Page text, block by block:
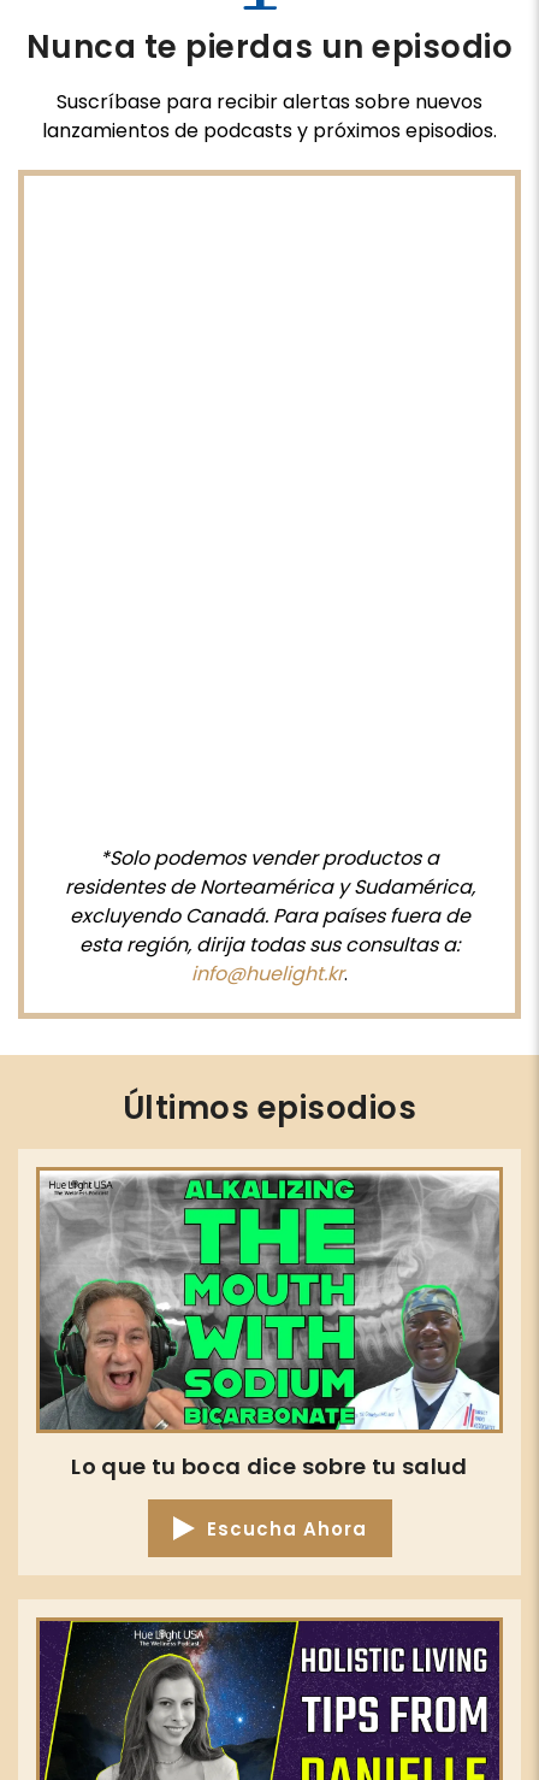
Nunca te pierdas un episodio
Suscríbase para recibir alertas sobre nuevos
lanzamientos de podcasts y próximos episodios.
*Solo podemos vender productos a
residentes de Norteamérica y Sudamérica,
excluyendo Canadá. Para países fuera de
esta región, dirija todas sus consultas a:
info@huelight.kr.
Últimos episodios
Lo que tu boca dice sobre tu salud
Escucha Ahora